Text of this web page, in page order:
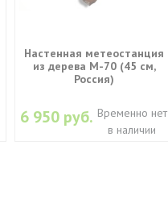
Настенная метеостанция
из дерева М-70 (45 см,
Россия)
6 950 руб. Временно нет
в наличии